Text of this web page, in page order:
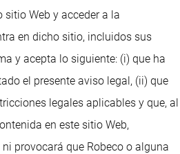
Web y acceder a la
en dicho sitio, incluidos sus
y acepta lo siguiente: (i) que ha
el presente aviso legal, (ii) que
legales aplicables y que, al
en este sitio Web,
provocará que Robeco o alguna